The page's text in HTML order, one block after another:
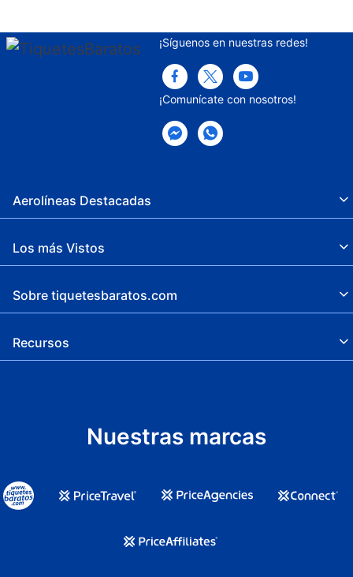
¡Síguenos en nuestras redes!
¡Comunícate con nosotros!
Aerolíneas Destacadas
Los más Vistos
Sobre tiquetesbaratos.com
Recursos
Nuestras marcas